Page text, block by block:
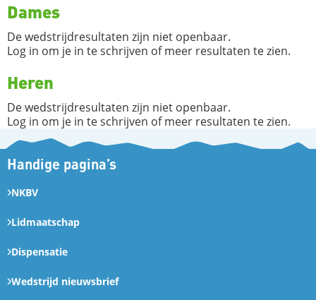
Dames
De wedstrijdresultaten zijn niet openbaar.
Log in om je in te schrijven of meer resultaten te zien.
Heren
De wedstrijdresultaten zijn niet openbaar.
Log in om je in te schrijven of meer resultaten te zien.
Handige pagina’s
NKBV
Lidmaatschap
Dispensatie
Wedstrijd nieuwsbrief